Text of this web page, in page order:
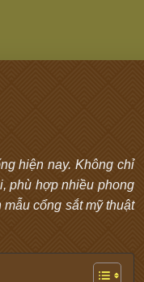
hiện nay. Không chỉ
phù hợp nhiều phong
cổng sắt mỹ thuật